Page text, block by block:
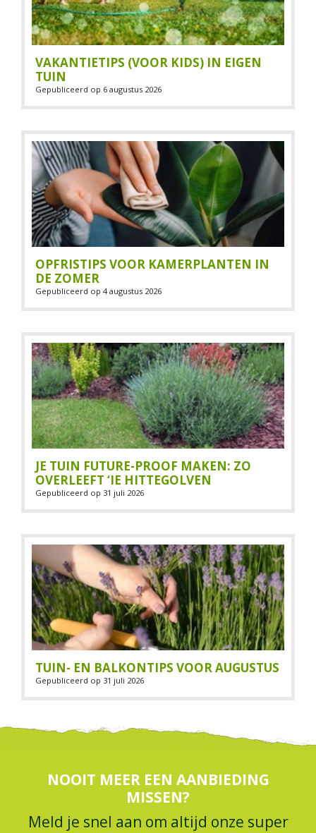
VAKANTIETIPS (VOOR KIDS) IN EIGEN
TUIN
Gepubliceerd op 6 augustus 2026
OPFRISTIPS VOOR KAMERPLANTEN IN
DE ZOMER
Gepubliceerd op 4 augustus 2026
JE TUIN FUTURE-PROOF MAKEN: ZO
OVERLEEFT ‘IE HITTEGOLVEN
Gepubliceerd op 31 juli 2026
TUIN- EN BALKONTIPS VOOR AUGUSTUS
Gepubliceerd op 31 juli 2026
NOOIT MEER EEN AANBIEDING
MISSEN?
Meld je snel aan om altijd onze super